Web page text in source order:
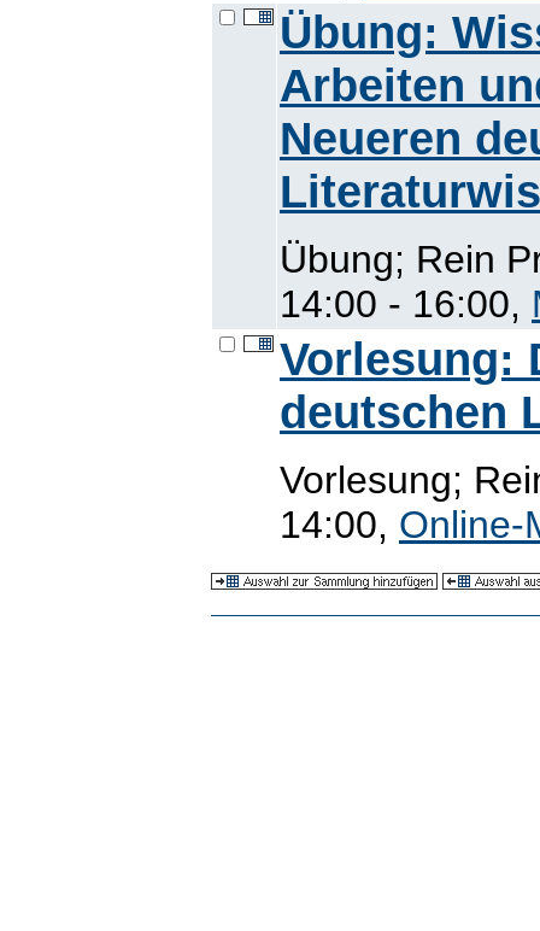
Übung:
Arbeiten
Neueren
Übung; Rein
14:00 - 16:00,
Vorlesung:
deutschen
Vorlesung;
14:00, Online-